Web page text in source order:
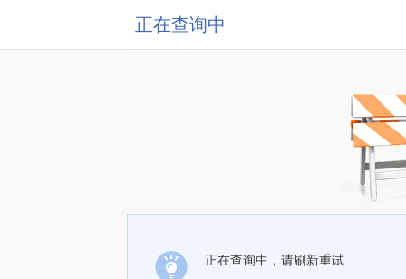
正在查询中
正在查询中，请刷新重试